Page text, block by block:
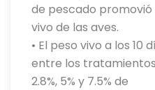
de pescado promovió
vivo de las aves.
• El peso vivo a los 10
entre los
2.8%, 5% y 7.5% de